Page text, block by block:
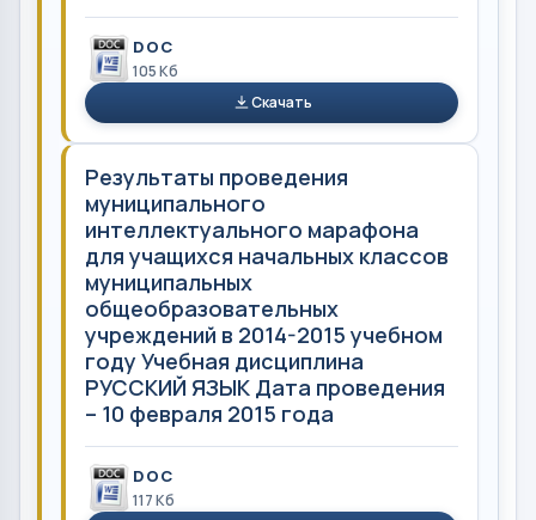
DOC
105 Кб
Скачать
Результаты проведения
муниципального
интеллектуального марафона
для учащихся начальных классов
муниципальных
общеобразовательных
учреждений в 2014-2015 учебном
году Учебная дисциплина
РУССКИЙ ЯЗЫК Дата проведения
– 10 февраля 2015 года
DOC
117 Кб